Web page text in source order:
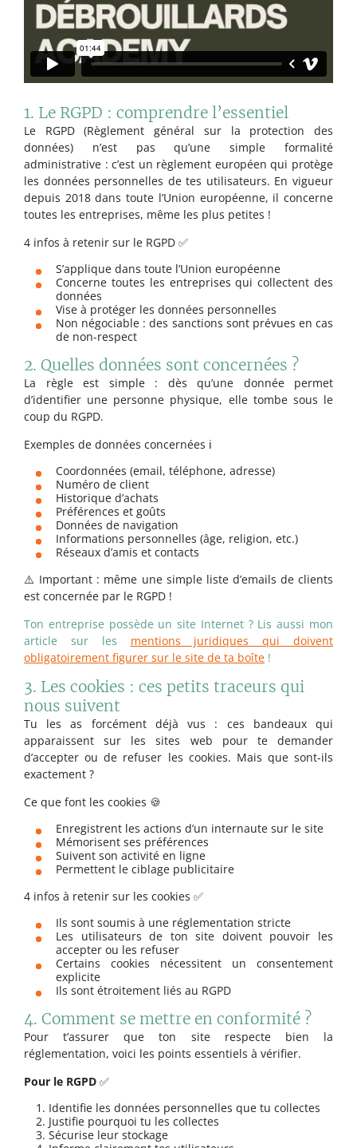
1. Le RGPD : comprendre l’essentiel
Le RGPD (Règlement général sur la protection des
données) n’est pas qu’une simple formalité
administrative : c’est un règlement européen qui protège
les données personnelles de tes utilisateurs. En vigueur
depuis 2018 dans toute l’Union européenne, il concerne
toutes les entreprises, même les plus petites !
4 infos à retenir sur le RGPD ✅
S’applique dans toute l’Union européenne
Concerne toutes les entreprises qui collectent des
données
Vise à protéger les données personnelles
Non négociable : des sanctions sont prévues en cas
de non-respect
2. Quelles données sont concernées ?
La règle est simple : dès qu’une donnée permet
d’identifier une personne physique, elle tombe sous le
coup du RGPD.
Exemples de données concernées ℹ️
Coordonnées (email, téléphone, adresse)
Numéro de client
Historique d’achats
Préférences et goûts
Données de navigation
Informations personnelles (âge, religion, etc.)
Réseaux d’amis et contacts
⚠️ Important : même une simple liste d’emails de clients
est concernée par le RGPD !
Ton entreprise possède un site Internet ? Lis aussi mon
article sur les mentions juridiques qui doivent
obligatoirement figurer sur le site de ta boîte !
3. Les cookies : ces petits traceurs qui
nous suivent
Tu les as forcément déjà vus : ces bandeaux qui
apparaissent sur les sites web pour te demander
d’accepter ou de refuser les cookies. Mais que sont-ils
exactement ?
Ce que font les cookies 🍪
Enregistrent les actions d’un internaute sur le site
Mémorisent ses préférences
Suivent son activité en ligne
Permettent le ciblage publicitaire
4 infos à retenir sur les cookies ✅
Ils sont soumis à une réglementation stricte
Les utilisateurs de ton site doivent pouvoir les
accepter ou les refuser
Certains cookies nécessitent un consentement
explicite
Ils sont étroitement liés au RGPD
4. Comment se mettre en conformité ?
Pour t’assurer que ton site respecte bien la
réglementation, voici les points essentiels à vérifier.
Pour le RGPD ✅
Identifie les données personnelles que tu collectes
Justifie pourquoi tu les collectes
Sécurise leur stockage